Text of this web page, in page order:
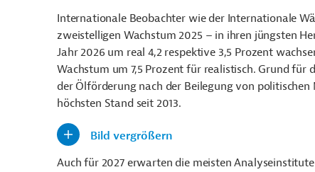
Internationale Beobachter wie der Internationale
zweistelligen Wachstum 2025 – in ihren jüngsten
Jahr 2026 um real 4,2 respektive 3,5 Prozent
Wachstum um 7,5 Prozent für realistisch. Grund
der Ölförderung nach der Beilegung von
höchsten Stand seit 2013.
Bild vergrößern
Auch für 2027 erwarten die meisten